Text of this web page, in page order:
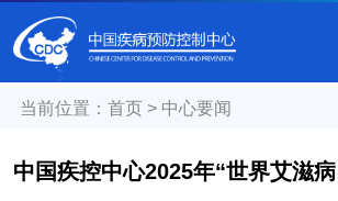
当前位置： 首页> 中心要闻
中国疾控中心2025年“世界艾滋